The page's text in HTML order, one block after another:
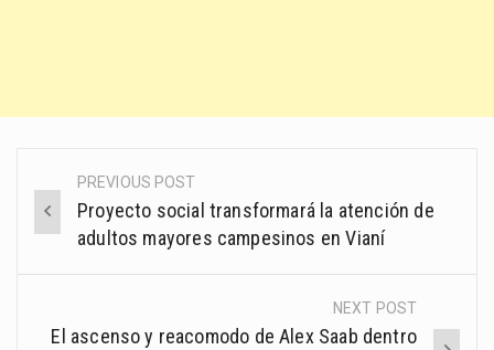
Post
navigation
PREVIOUS POST
Proyecto social transformará la atención de
adultos mayores campesinos en Vianí
NEXT POST
El ascenso y reacomodo de Alex Saab dentro